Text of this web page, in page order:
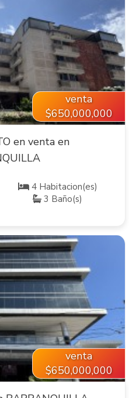
venta
$650,000,000
en venta en
4 Habitacion(es)
3 Baño(s)
venta
$650,000,000